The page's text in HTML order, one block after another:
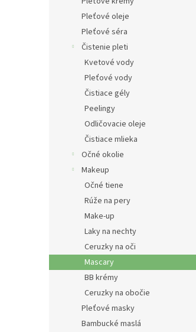
Pleťové oleje
Pleťové séra
Čistenie pleti
Kvetové vody
Pleťové vody
Čistiace gély
Peelingy
Odličovacie oleje
Čistiace mlieka
Očné okolie
Makeup
Očné tiene
Rúže na pery
Make-up
Laky na nechty
Ceruzky na oči
Mascary
BB krémy
Ceruzky na obočie
Pleťové masky
Bambucké maslá